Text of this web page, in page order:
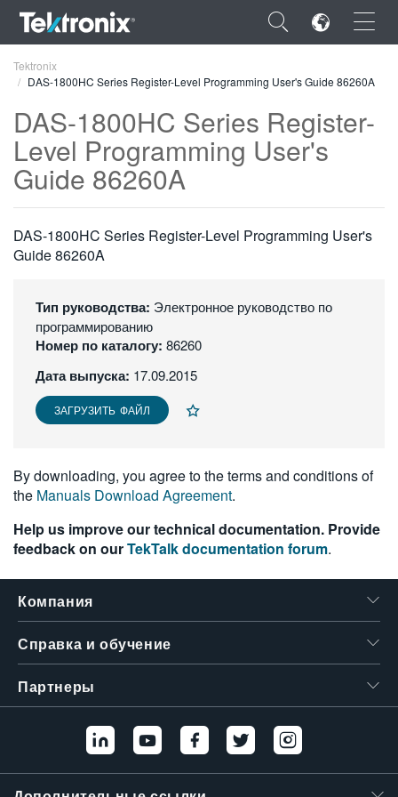
×
ENGLISH
FRANÇAIS
DEUTSCH
简体中文
日本語
한국어
繁體中文
Tektronix
DAS-1800HC Series Register-Level Programming User's Guide 86260A
DAS-1800HC Series Register-
Level Programming User's
Guide 86260A
DAS-1800HC Series Register-Level Programming User's
Guide 86260A
Тип руководства: Электронное руководство по
программированию
Номер по каталогу: 86260
Дата выпуска: 17.09.2015
ЗАГРУЗИТЬ ФАЙЛ
By downloading, you agree to the terms and conditions of
the Manuals Download Agreement.
Help us improve our technical documentation. Provide
feedback on ourTekTalk documentation forum.
Компания
Справка и обучение
Партнеры